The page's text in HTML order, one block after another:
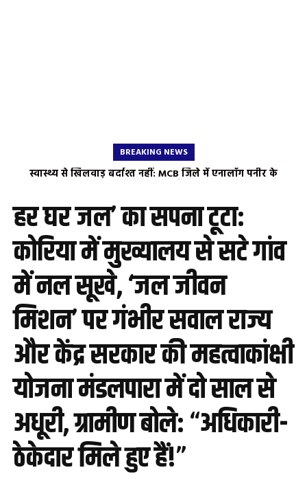
BREAKING NEWS
कलेक्टर की कड़क कार्रवाई: ‘बच्चों की पढ़ाई से खिलवाड़ बर्दाश्त नहीं,
गुणवत्ता सुधारने के दिए सख्त निर्देश
हर घर जल’ का सपना टूटा:
कोरिया में मुख्यालय से सटे गांव
में नल सूखे, ‘जल जीवन
मिशन’ पर गंभीर सवाल राज्य
और केंद्र सरकार की महत्वाकांक्षी
योजना मंडलपारा में दो साल से
अधूरी, ग्रामीण बोले: “अधिकारी-
ठेकेदार मिले हुए हैं!”